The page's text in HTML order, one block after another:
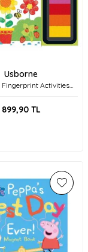
Usborne
Fingerprint Activities
899,90TL